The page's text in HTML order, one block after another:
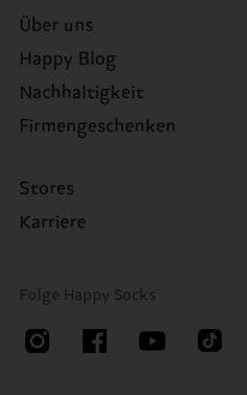
Über uns
Happy Blog
Nachhaltigkeit
Firmengeschenken
Stores
Karriere
Folge Happy Socks